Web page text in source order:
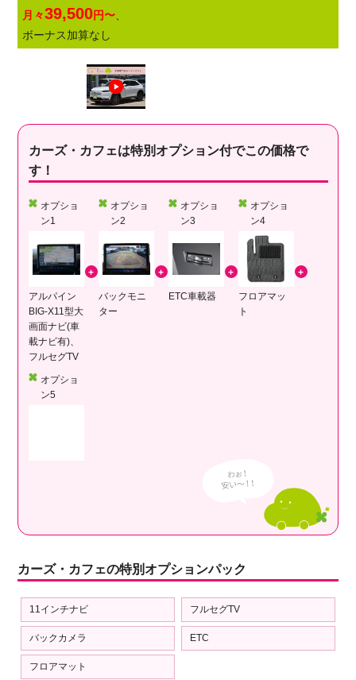
月々39,500円〜、
ボーナス加算なし
カーズ・カフェは特別オプション付でこの価格で
す！
オプショ
ン1
アルパイン
BIG-X11型大
画面ナビ(車
載ナビ有)、
フルセグTV
オプショ
ン2
バックモニ
ター
オプショ
ン3
ETC車載器
オプショ
ン4
フロアマッ
ト
オプショ
ン5
カーズ・カフェの特別オプションパック
11インチナビ フルセグTV
バックカメラ ETC
フロアマット